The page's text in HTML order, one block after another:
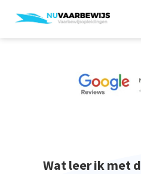
Wat leer ik met